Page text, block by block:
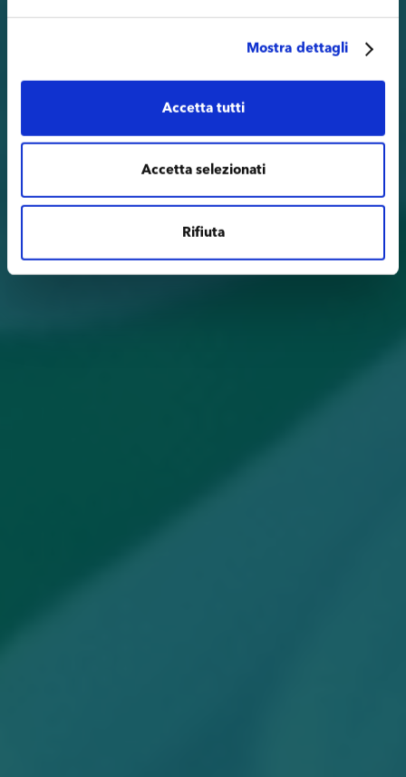
Mostra dettagli
Accetta tutti
Accetta selezionati
Rifiuta